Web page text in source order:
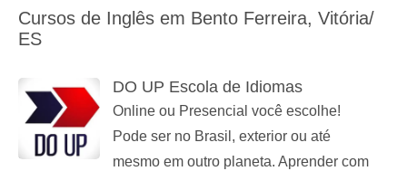
Cursos de Inglês em Bento Ferreira, Vitória/
ES
DO UP Escola de Idiomas
Online ou Presencial você escolhe!
Pode ser no Brasil, exterior ou até
mesmo em outro planeta. Aprender com